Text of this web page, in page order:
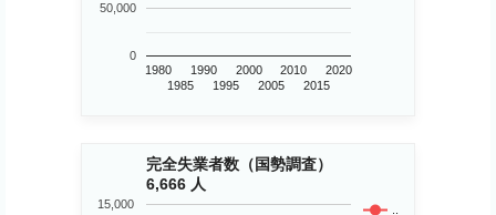
1980
1985
1990
1995
2000
2005
2010
2015
2020
0
50,000
完全失業者数（国勢調査）
6,666 人
..
15,000